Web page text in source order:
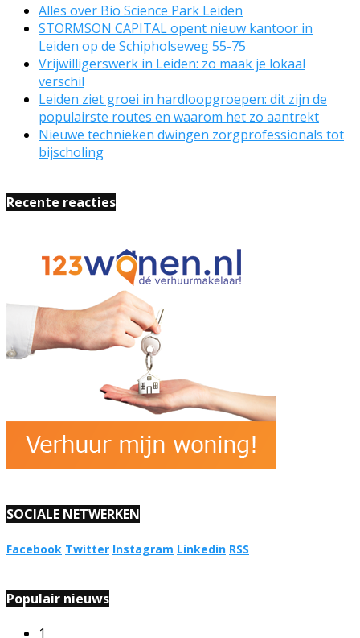
Alles over Bio Science Park Leiden
STORMSON CAPITAL opent nieuw kantoor in
Leiden op de Schipholseweg 55-75
Vrijwilligerswerk in Leiden: zo maak je lokaal
verschil
Leiden ziet groei in hardloopgroepen: dit zijn de
populairste routes en waarom het zo aantrekt
Nieuwe technieken dwingen zorgprofessionals tot
bijscholing
Recente reacties
SOCIALE NETWERKEN
Facebook Twitter Instagram Linkedin RSS
Populair nieuws
1